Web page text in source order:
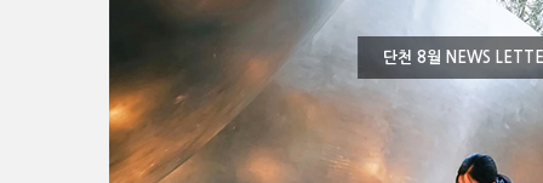
단천 8월 NEWS